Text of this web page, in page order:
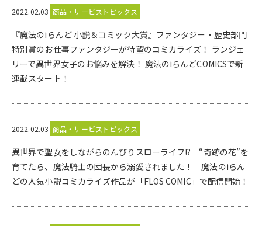
2022.02.03 商品・サービストピックス
『魔法のiらんど 小説＆コミック大賞』ファンタジー・歴史部門
特別賞のお仕事ファンタジーが待望のコミカライズ！ ランジェ
リーで異世界女子のお悩みを解決！ 魔法のiらんどCOMICSで新
連載スタート！
2022.02.03 商品・サービストピックス
異世界で聖女をしながらのんびりスローライフ!? “奇跡の花”を
育てたら、魔法騎士の団長から溺愛されました！ 魔法のiらん
どの人気小説コミカライズ作品が「FLOS COMIC」で配信開始！